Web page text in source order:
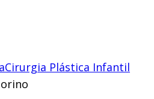
Cirurgia Plástica Infantil